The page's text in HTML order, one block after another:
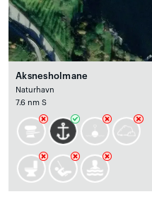
Aksnesholmane
Naturhavn
7.6 nm S